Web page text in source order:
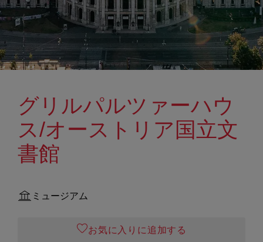
グリルパルツァーハウ
ス/オーストリア国立文
書館
ミュージアム
お気に入りに追加する